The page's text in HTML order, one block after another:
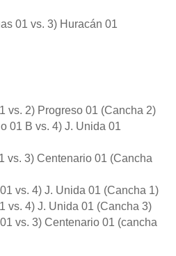
01 vs. 3) Huracán 01
vs. 2) Progreso 01 (Cancha 2)
01 B vs. 4) J. Unida 01
vs. 3) Centenario 01 (Cancha
vs. 4) J. Unida 01 (Cancha 1)
vs. 4) J. Unida 01 (Cancha 3)
vs. 3) Centenario 01 (cancha